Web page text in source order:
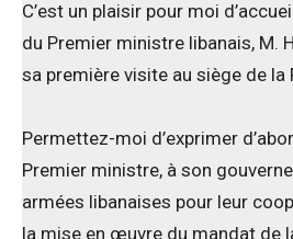
C’est un plaisir pour moi
du Premier ministre libanais, M.
sa première visite au siège de la
Permettez-moi d’exprimer
Premier ministre, à son
armées libanaises pour leur
la mise en œuvre du mandat de